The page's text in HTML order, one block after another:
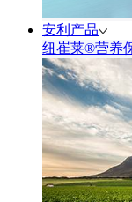
安利产品
纽崔莱®营养